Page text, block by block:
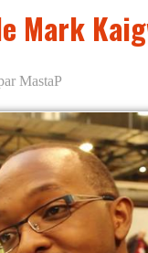
Mark
MastaP